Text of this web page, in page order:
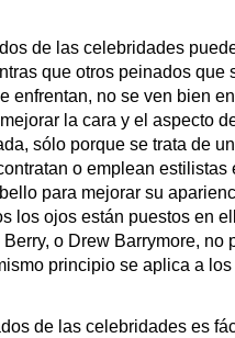
de las celebridades
que otros peinados que
enfrentan, no se ven bien
la cara y el aspecto
sólo porque se trata de
o emplean estilistas
para mejorar su
los ojos están puestos en
o Drew Barrymore, no
principio se aplica a
de las celebridades es